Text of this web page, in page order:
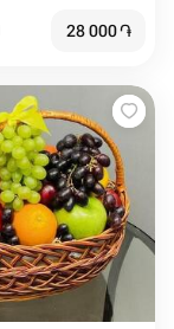
28 000֏